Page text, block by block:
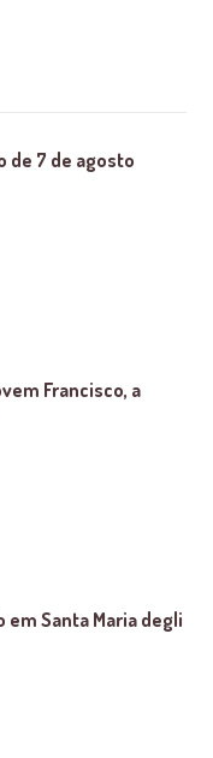
de 7 de agosto
Francisco, a
em Santa Maria degli